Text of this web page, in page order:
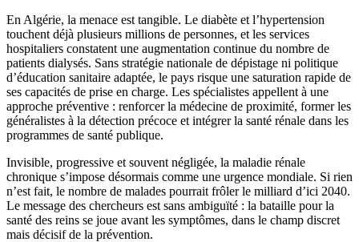
En Algérie, la menace est tangible. Le diabète et l’hypertension
touchent déjà plusieurs millions de personnes, et les services
hospitaliers constatent une augmentation continue du nombre de
patients dialysés. Sans stratégie nationale de dépistage ni politique
d’éducation sanitaire adaptée, le pays risque une saturation rapide de
ses capacités de prise en charge. Les spécialistes appellent à une
approche préventive : renforcer la médecine de proximité, former les
généralistes à la détection précoce et intégrer la santé rénale dans les
programmes de santé publique.
Invisible, progressive et souvent négligée, la maladie rénale
chronique s’impose désormais comme une urgence mondiale. Si rien
n’est fait, le nombre de malades pourrait frôler le milliard d’ici 2040.
Le message des chercheurs est sans ambiguïté : la bataille pour la
santé des reins se joue avant les symptômes, dans le champ discret
mais décisif de la prévention.